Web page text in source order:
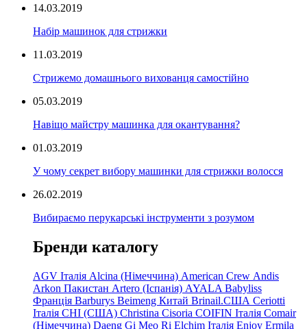
14.03.2019
Набір машинок для стрижки
11.03.2019
Стрижемо домашнього вихованця самостійно
05.03.2019
Навіщо майстру машинка для окантування?
01.03.2019
У чому секрет вибору машинки для стрижки волосся
26.02.2019
Вибираємо перукарські інструменти з розумом
Бренди каталогу
AGV Італія Alcina (Німеччина) American Crew Andis
Arkon Пакистан Artero (Іспанія) AYALA Babyliss
Франція Barburys Beimeng Китай Brinail.США Ceriotti
Італія CHI (США) Christina Cisoria COIFIN Італія Comair
(Німеччина) Daeng Gi Meo Ri Elchim Італія Enjoy Ermila